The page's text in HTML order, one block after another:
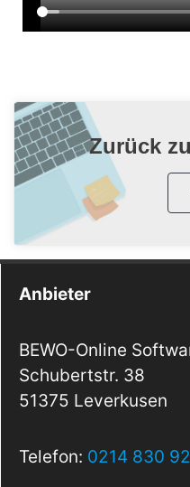
Zurück
Anbieter
BEWO-Online
Schubertstr. 38
51375 Leverkusen
Telefon: 0214 830